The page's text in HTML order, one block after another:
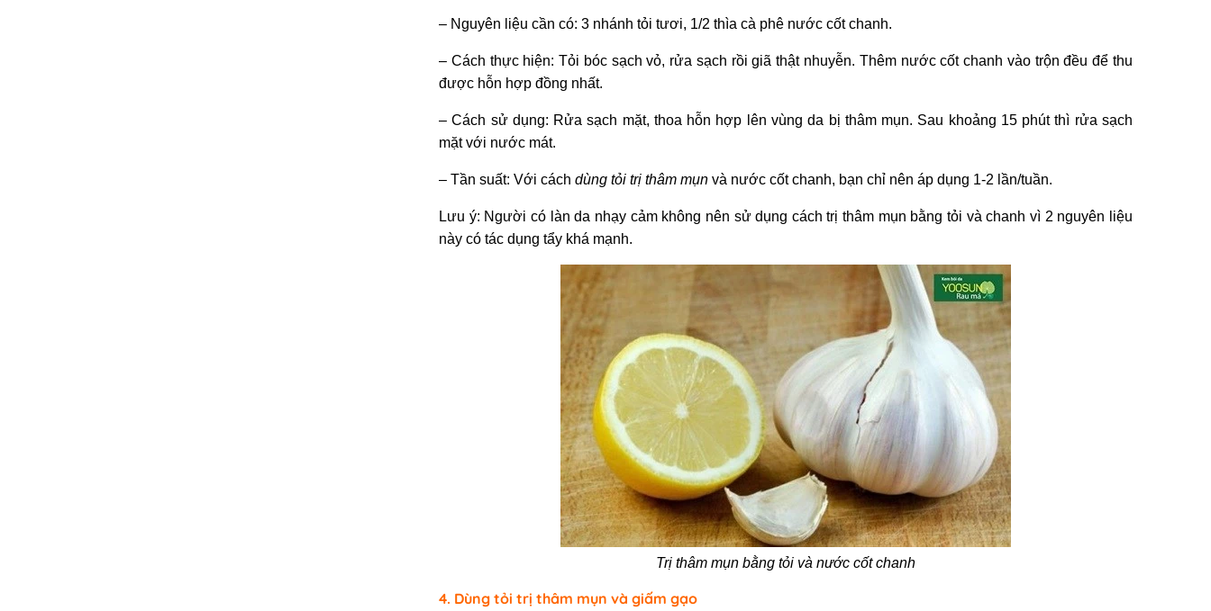
– Nguyên liệu cần có: 3 nhánh tỏi tươi, 1/2 thìa cà phê nước cốt chanh.
– Cách thực hiện: Tỏi bóc sạch vỏ, rửa sạch rồi giã thật nhuyễn. Thêm nước cốt chanh vào trộn đều để thu
được hỗn hợp đồng nhất.
– Cách sử dụng: Rửa sạch mặt, thoa hỗn hợp lên vùng da bị thâm mụn. Sau khoảng 15 phút thì rửa sạch
mặt với nước mát.
– Tần suất: Với cách dùng tỏi trị thâm mụnvà nước cốt chanh, bạn chỉ nên áp dụng 1-2 lần/tuần.
Lưu ý: Người có làn da nhạy cảm không nên sử dụng cách trị thâm mụn bằng tỏi và chanh vì 2 nguyên liệu
này có tác dụng tẩy khá mạnh.
Trị thâm mụn bằng tỏi và nước cốt chanh
4. Dùng tỏi trị thâm mụn và giấm gạo